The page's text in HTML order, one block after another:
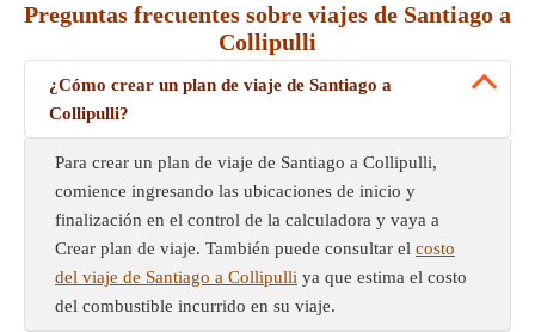
Preguntas frecuentes sobre viajes de Santiago a
Collipulli
¿Cómo crear un plan de viaje de Santiago a
Collipulli?
Para crear un plan de viaje de Santiago a Collipulli,
comience ingresando las ubicaciones de inicio y
finalización en el control de la calculadora y vaya a
Crear plan de viaje. También puede consultar el costo
del viaje de Santiago a Collipulli ya que estima el costo
del combustible incurrido en su viaje.